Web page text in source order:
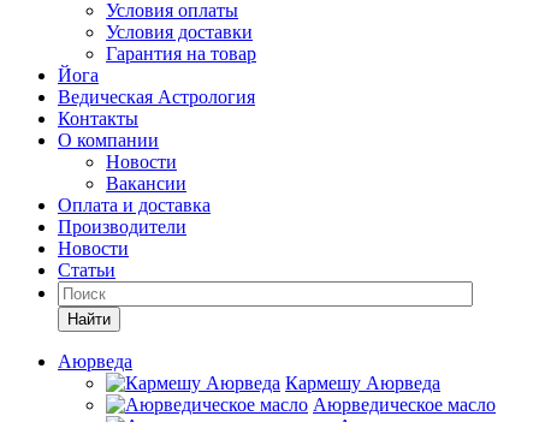
Условия оплаты
Условия доставки
Гарантия на товар
Йога
Ведическая Астрология
Контакты
О компании
Новости
Вакансии
Оплата и доставка
Производители
Новости
Статьи
Найти
Аюрведа
Кармешу Аюрведа
Аюрведическое масло